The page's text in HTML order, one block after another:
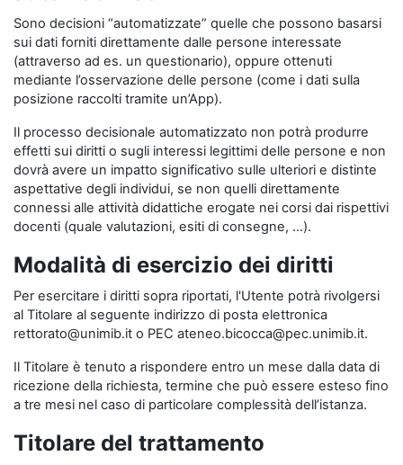
Sono decisioni “automatizzate” quelle che possono basarsi
sui dati forniti direttamente dalle persone interessate
(attraverso ad es. un questionario), oppure ottenuti
mediante l’osservazione delle persone (come i dati sulla
posizione raccolti tramite un’App).
Il processo decisionale automatizzato non potrà produrre
effetti sui diritti o sugli interessi legittimi delle persone e non
dovrà avere un impatto significativo sulle ulteriori e distinte
aspettative degli individui, se non quelli direttamente
connessi alle attività didattiche erogate nei corsi dai rispettivi
docenti (quale valutazioni, esiti di consegne, …).
Modalità di esercizio dei diritti
Per esercitare i diritti sopra riportati, l'Utente potrà rivolgersi
al Titolare al seguente indirizzo di posta elettronica
rettorato@unimib.it o PEC ateneo.bicocca@pec.unimib.it.
Il Titolare è tenuto a rispondere entro un mese dalla data di
ricezione della richiesta, termine che può essere esteso fino
a tre mesi nel caso di particolare complessità dell’istanza.
Titolare del trattamento